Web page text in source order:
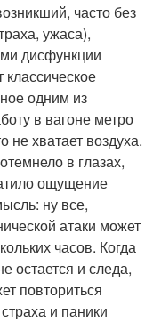
часто без
ужаса),
дисфункции
одним из
в вагоне метро
не хватает воздуха.
в глазах,
ощущение
ну все,
атаки может
часов. Когда
остается и следа,
повториться
и паники